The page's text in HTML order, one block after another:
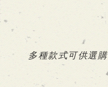
多種款式可供選購